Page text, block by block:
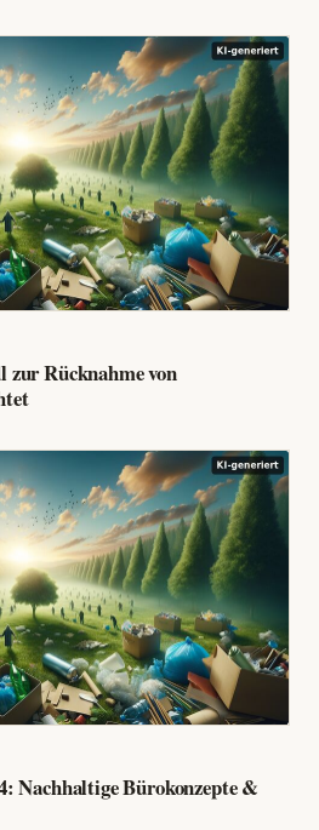
Rücknahme von
Nachhaltige Bürokonzepte &